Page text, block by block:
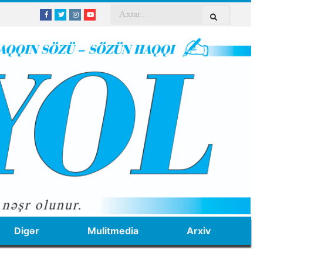
Digər Mulitmedia Arxiv